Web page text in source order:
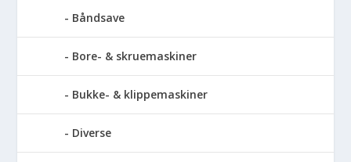
Båndsave
Bore- & skruemaskiner
Bukke- & klippemaskiner
Diverse